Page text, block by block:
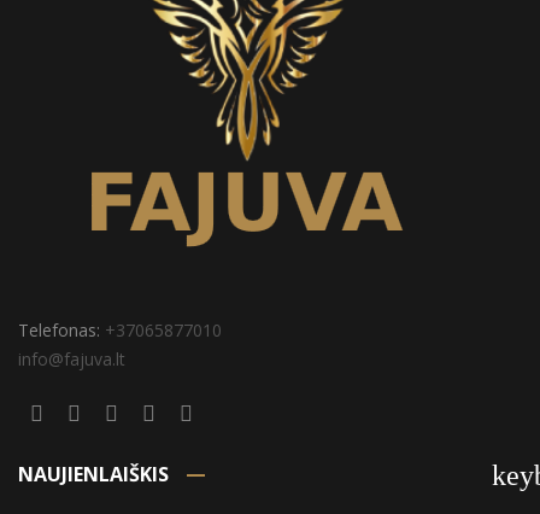
Telefonas: +37065877010
info@fajuva.lt
NAUJIENLAIŠKIS